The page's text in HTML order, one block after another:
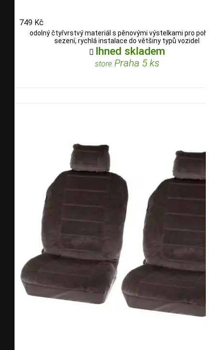
749 Kč
odolný čtyřvrstvý materiál s pěnovými výstelkami pro
sezení, rychlá instalace do většiny typů vozidel
 Ihned skladem
storePraha 5 ks